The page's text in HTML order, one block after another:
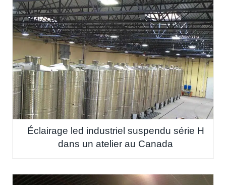
Éclairage led industriel suspendu série H
dans un atelier au Canada